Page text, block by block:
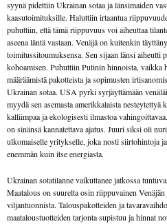
syynä pidettiin Ukrainan sotaa ja länsimaiden
kaasutoimituksille. Haluttiin irtaantua
puhuttiin, että tämä riippuvuus voi aiheuttaa
aseena läntä vastaan. Venäjä on kuitenkin
toimitussitoumuksensa. Sen sijaan länsi aiheutti
kohoamisen. Puhuttiin Putinin hinnoista, vaikka
määräämistä pakotteista ja sopimusten
Ukrainan sotaa. USA pyrki syrjäyttämään
myydä sen asemasta amerikkalaista nesteytettyä
kalliimpaa ja ekologisesti ilmastoa
on sinänsä kannatettava ajatus. Juuri siksi oli
ulkomaiselle yritykselle, joka nosti siirtohintoja
enemmän kuin itse energiasta.
Ukrainan sotatilanne vaikuttanee jatkossa
Maatalous on suurelta osin riippuvainen
viljantuonnista. Talouspakotteiden ja
maataloustuotteiden tarjonta supistuu ja hinnat